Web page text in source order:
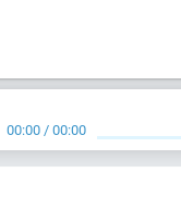
00:00 /00:00